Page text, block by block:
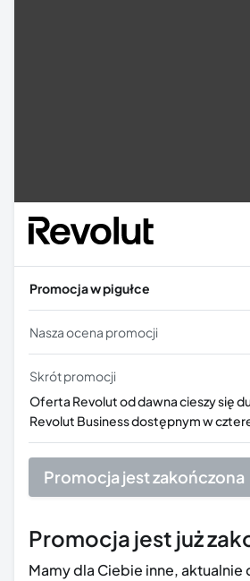
Promocja w pigułce
Nasza ocena promocji
Skrót promocji
Oferta Revolut od dawna cieszy się
Revolut Business dostępnym w
Promocja jest zakończona
Promocja jest już
Mamy dla Ciebie inne,